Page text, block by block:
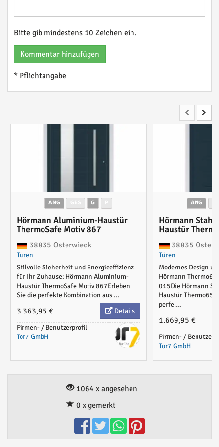
Bitte gib mindestens 10 Zeichen ein.
Kommentar hinzufügen
* Pflichtangabe
ANG G
Hörmann Aluminium-Haustür
ThermoSafe Motiv 867
38835 Osterwieck
Türen
Stilvolle Sicherheit und Energieeffizienz
für Ihr Zuhause: Hörmann Aluminium-
Haustür ThermoSafe Motiv 867Erleben
Sie die perfekte Kombination aus ...
3.363,95 €
Details
Firmen- / Benutzerprofil
Tor7 GmbH
ANG
Hörmann
Haustür
38835
Türen
Modernes Design
Hörmann
015Die Hörmann
Haustür Thermo65
perfe ...
1.669,95 €
Firmen- /
Tor7 GmbH
1064 x angesehen
0 x gemerkt